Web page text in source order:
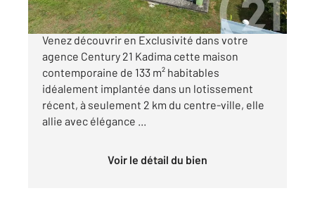
Saint Aubin de Médoc - Landes de Basson
Venez découvrir en Exclusivité dans votre
agence Century 21 Kadima cette maison
contemporaine de 133 m² habitables
idéalement implantée dans un lotissement
récent, à seulement 2 km du centre-ville, elle
allie avec élégance ...
Voir le détail du bien